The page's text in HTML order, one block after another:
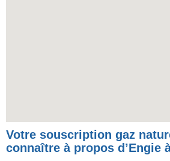
Votre souscription gaz
connaître à propos d’Engie